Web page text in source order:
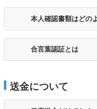
本人確認書類はどの
合言葉認証とは
送金について